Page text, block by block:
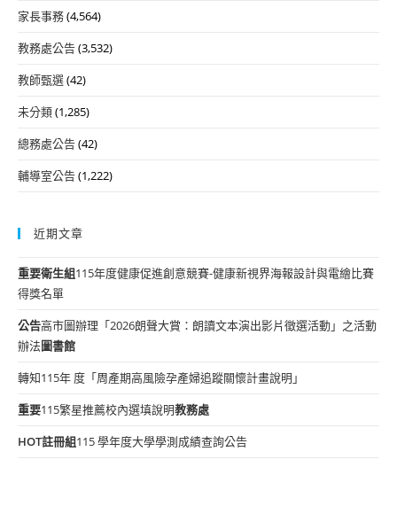
家長事務(4,564)
教務處公告(3,532)
教師甄選(42)
未分類(1,285)
總務處公告(42)
輔導室公告(1,222)
近期文章
重要衛生組115年度健康促進創意競賽-健康新視界海報設計與電繪比賽
得獎名單
公告高市圖辦理「2026朗聲大賞：朗讀文本演出影片徵選活動」之活動
辦法圖書館
轉知115年 度「周產期高風險孕產婦追蹤關懷計畫說明」
重要115繁星推薦校內選填說明教務處
HOT註冊組115 學年度大學學測成績查詢公告